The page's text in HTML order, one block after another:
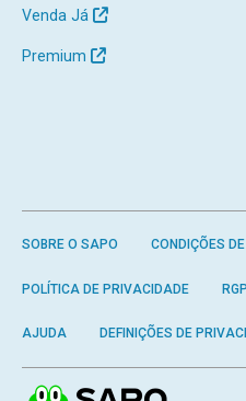
Venda Já
Premium
SOBRE O SAPO CONDIÇÕES
POLÍTICA DE PRIVACIDADE
AJUDA DEFINIÇÕES DE